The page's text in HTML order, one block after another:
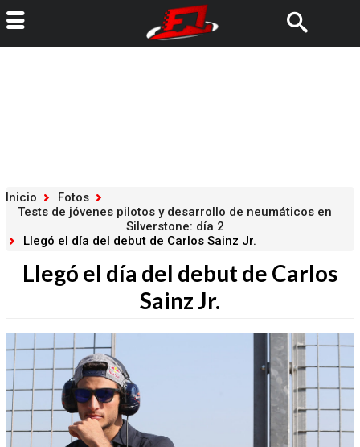
Inicio
Fotos
Tests de jóvenes pilotos y desarrollo de neumáticos en
Silverstone: día 2
Llegó el día del debut de Carlos Sainz Jr.
Llegó el día del debut de Carlos
Sainz Jr.